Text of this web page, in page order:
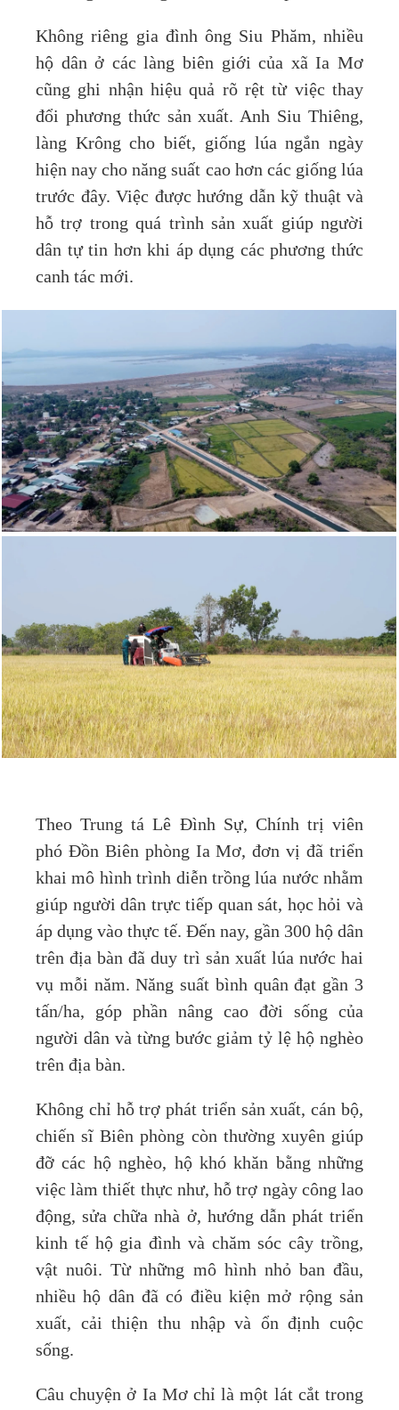
Không riêng gia đình ông Siu Phăm, nhiều
hộ dân ở các làng biên giới của xã Ia Mơ
cũng ghi nhận hiệu quả rõ rệt từ việc thay
đổi phương thức sản xuất. Anh Siu Thiêng,
làng Krông cho biết, giống lúa ngắn ngày
hiện nay cho năng suất cao hơn các giống lúa
trước đây. Việc được hướng dẫn kỹ thuật và
hỗ trợ trong quá trình sản xuất giúp người
dân tự tin hơn khi áp dụng các phương thức
canh tác mới.
Theo Trung tá Lê Đình Sự, Chính trị viên
phó Đồn Biên phòng Ia Mơ, đơn vị đã triển
khai mô hình trình diễn trồng lúa nước nhằm
giúp người dân trực tiếp quan sát, học hỏi và
áp dụng vào thực tế. Đến nay, gần 300 hộ dân
trên địa bàn đã duy trì sản xuất lúa nước hai
vụ mỗi năm. Năng suất bình quân đạt gần 3
tấn/ha, góp phần nâng cao đời sống của
người dân và từng bước giảm tỷ lệ hộ nghèo
trên địa bàn.
Không chỉ hỗ trợ phát triển sản xuất, cán bộ,
chiến sĩ Biên phòng còn thường xuyên giúp
đỡ các hộ nghèo, hộ khó khăn bằng những
việc làm thiết thực như, hỗ trợ ngày công lao
động, sửa chữa nhà ở, hướng dẫn phát triển
kinh tế hộ gia đình và chăm sóc cây trồng,
vật nuôi. Từ những mô hình nhỏ ban đầu,
nhiều hộ dân đã có điều kiện mở rộng sản
xuất, cải thiện thu nhập và ổn định cuộc
sống.
Câu chuyện ở Ia Mơ chỉ là một lát cắt trong